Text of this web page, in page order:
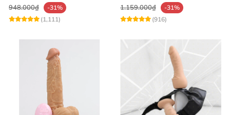
948.000₫
-31%
(1,111)
1.159.000₫
-31%
(916)